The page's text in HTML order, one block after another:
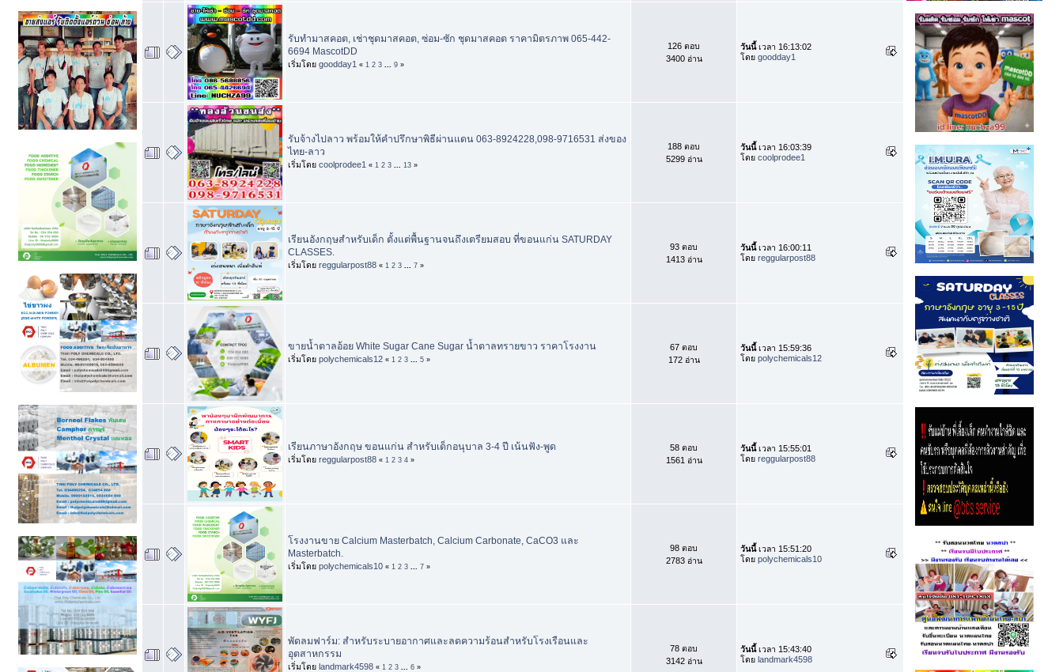
รับทำมาสคอต, เช่าชุดมาสคอต, ซ่อม-ซัก ชุดมาสคอต ราคามิตรภาพ 065-442-
6694 MascotDD
เริ่มโดย goodday1 « 1 2 3 9 »
126 ตอบ
3400 อ่าน
วันนี้เวลา 16:13:02
โดย goodday1
รับจ้างไปลาว พร้อมให้คำปรึกษาพิธีผ่านแดน 063-8924228,098-9716531 ส่งของ
ไทย-ลาว
เริ่มโดย coolprodee1 « 1 2 3 13 »
188 ตอบ
5299 อ่าน
วันนี้เวลา 16:03:39
โดย coolprodee1
เรียนอังกฤษสำหรับเด็ก ตั้งแต่พื้นฐานจนถึงเตรียมสอบ ที่ขอนแก่น SATURDAY
CLASSES.
เริ่มโดย reggularpost88 « 1 2 3 7 »
93 ตอบ
1413 อ่าน
วันนี้เวลา 16:00:11
โดย reggularpost88
ขายน้ำตาลอ้อย White Sugar Cane Sugar น้ำตาลทรายขาว ราคาโรงงาน
เริ่มโดย polychemicals12 « 1 2 3 5 »
67 ตอบ
172 อ่าน
วันนี้เวลา 15:59:36
โดย polychemicals12
เรียนภาษาอังกฤษ ขอนแก่น สำหรับเด็กอนุบาล 3-4 ปี เน้นฟัง-พูด
เริ่มโดย reggularpost88 « 1 2 3 4 »
58 ตอบ
1561 อ่าน
วันนี้เวลา 15:55:01
โดย reggularpost88
โรงงานขาย Calcium Masterbatch, Calcium Carbonate, CaCO3 และ
Masterbatch.
เริ่มโดย polychemicals10 « 1 2 3 7 »
98 ตอบ
2783 อ่าน
วันนี้เวลา 15:51:20
โดย polychemicals10
พัดลมฟาร์ม: สำหรับระบายอากาศและลดความร้อนสำหรับโรงเรือนและ
อุตสาหกรรม
เริ่มโดย landmark4598 « 1 2 3 6 »
78 ตอบ
3142 อ่าน
วันนี้เวลา 15:43:40
โดย landmark4598